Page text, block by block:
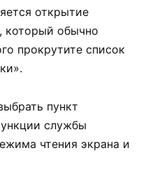
открытие
который обычно
прокрутите список
пункт
службы
чтения экрана и